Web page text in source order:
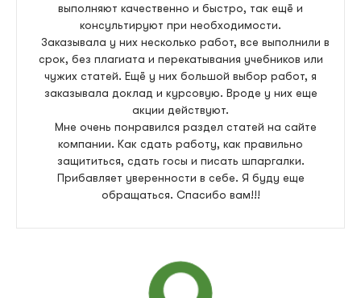
выполняют качественно и быстро, так ещё и
консультируют при необходимости.
Заказывала у них несколько работ, все выполнили в
срок, без плагиата и перекатывания учебников или
чужих статей. Ещё у них большой выбор работ, я
заказывала доклад и курсовую. Вроде у них еще
акции действуют.
Мне очень понравился раздел статей на сайте
компании. Как сдать работу, как правильно
защититься, сдать госы и писать шпаргалки.
Прибавляет уверенности в себе. Я буду еще
обращаться. Спасибо вам!!!